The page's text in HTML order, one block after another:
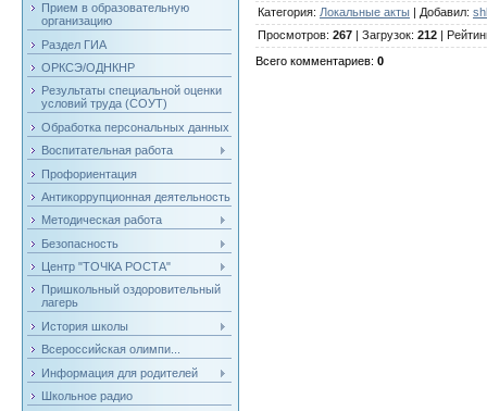
Прием в образовательную
организацию
Раздел ГИА
ОРКСЭ/ОДНКНР
Результаты специальной оценки
условий труда (СОУТ)
Обработка персональных данных
Воспитательная работа
Профориентация
Антикоррупционная деятельность
Методическая работа
Безопасность
Центр "ТОЧКА РОСТА"
Пришкольный оздоровительный
лагерь
История школы
Всероссийская олимпи...
Информация для родителей
Школьное радио
Категория: Локальные акты Добавил:
Просмотров: 267 Загрузок: 212
Всего комментариев: 0